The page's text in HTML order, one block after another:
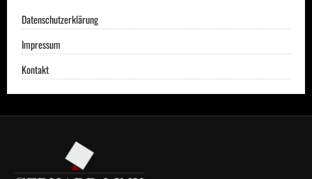
Datenschutzerklärung
Impressum
Kontakt